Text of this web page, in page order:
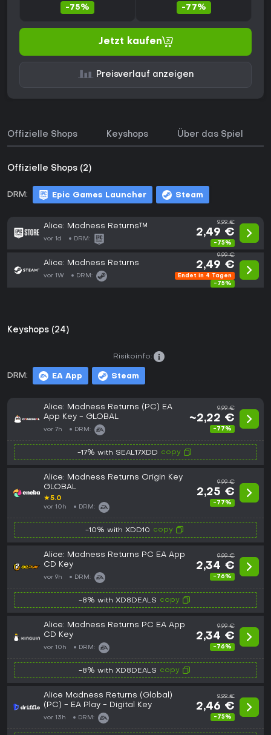
-75% -77%
Jetzt kaufen
Preisverlauf anzeigen
Offizielle Shops Keyshops Über das Spiel
Offizielle Shops (2)
DRM: Epic Games Launcher Steam
Alice: Madness Returns™
vor 1d DRM:
9,99 €
2,49 €
-75%
Alice: Madness Returns
vor 1W DRM:
9,99 €
2,49 €
Endet in 4 Tagen
-75%
Keyshops (24)
DRM: EA App Steam
Risikoinfo:
Alice: Madness Returns (PC) EA
App Key - GLOBAL
vor 7h DRM:
9,99 €
~2,22 €
-77%
-17% with SEAL17XDD copy
Alice: Madness Returns Origin Key
GLOBAL
★5.0
vor 10h DRM:
9,99 €
2,25 €
-77%
-10% with XDD10 copy
Alice: Madness Returns PC EA App
CD Key
vor 9h DRM:
9,99 €
2,34 €
-76%
-8% with XD8DEALS copy
Alice: Madness Returns PC EA App
CD Key
vor 10h DRM:
9,99 €
2,34 €
-76%
-8% with XD8DEALS copy
Alice Madness Returns (Global)
(PC) - EA Play - Digital Key
vor 13h DRM:
9,99 €
2,46 €
-75%